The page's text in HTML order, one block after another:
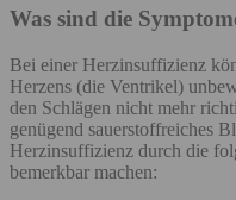
Was sind die
Bei einer Herzinsuffizienz
Herzens (die Ventrikel)
den Schlägen nicht mehr
genügend sauerstoffreiches
Herzinsuffizienz durch die
bemerkbar machen: